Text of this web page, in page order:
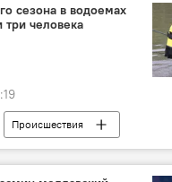
урегулирование
сезона в водоемах
три человека
Происшествия
Республика Молдова